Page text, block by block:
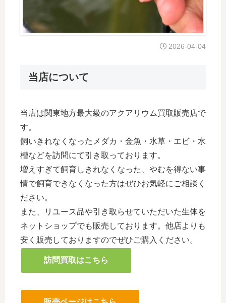
2026-04-04
当店について
当店は関東地方最大級のアクアリウム買取販売店で
す。
飼いきれなくなったメダカ・金魚・水草・エビ・水
槽などを訪問にて引き取っております。
増えすぎて飼育しきれなくなった、やむを得ない事
情で飼育できなくなった方はぜひお気軽にご相談く
ださい。
また、リユース品や引き取らせていただいた生体を
ネットショップでも販売しております。他店よりも
安く販売しておりますのでぜひご購入ください。
訪問買取はこちら